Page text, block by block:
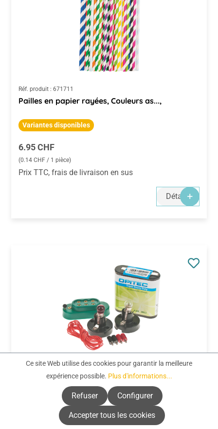
Réf. produit : 671711
Pailles en papier rayées, Couleurs as...,
Variantes disponibles
Prix régulier :
6.95 CHF
(0.14 CHF / 1 pièce)
Prix TTC, frais de livraison en sus
Détails
Réf. produit : 110303
Set d'éclairage E10, Idéal pou..., le set
Prix régulier :
Prix TTC, frais de livraison en sus
Ce site Web utilise des cookies pour garantir la meilleure
expérience possible. Plus d'informations...
Refuser Configurer
Accepter tous les cookies